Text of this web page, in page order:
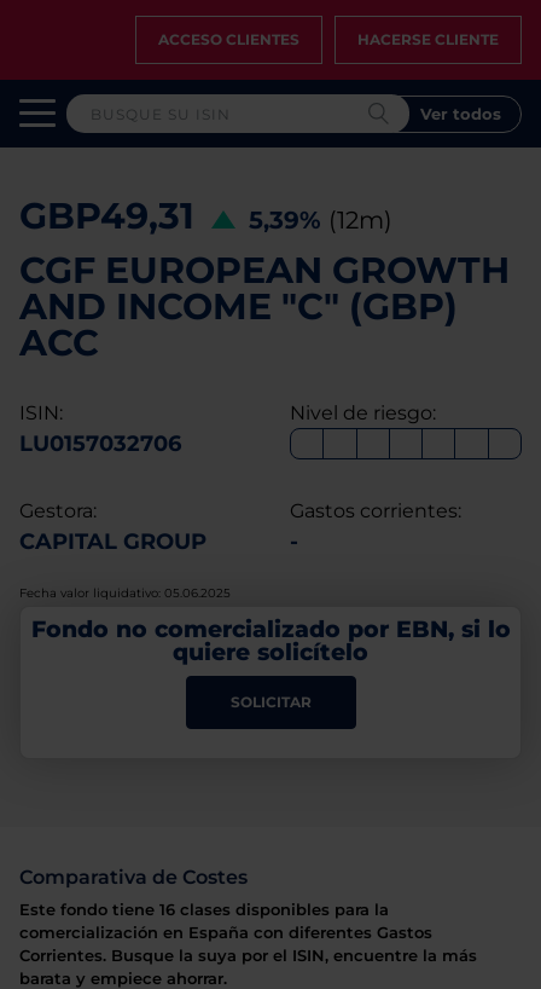
ACCESO CLIENTES HACERSE CLIENTE
Ver todos
GBP49,31 5,39% (12m)
CGF EUROPEAN GROWTH
AND INCOME "C" (GBP)
ACC
ISIN:
LU0157032706
Nivel de riesgo:
Gestora:
CAPITAL GROUP
Gastos corrientes:
-
Fecha valor liquidativo: 05.06.2025
Fondo no comercializado por EBN, si lo
quiere solicítelo
SOLICITAR
Comparativa de Costes
Este fondo tiene 16 clases disponibles para la
comercialización en España con diferentes Gastos
Corrientes. Busque la suya por el ISIN, encuentre la más
barata y empiece ahorrar.